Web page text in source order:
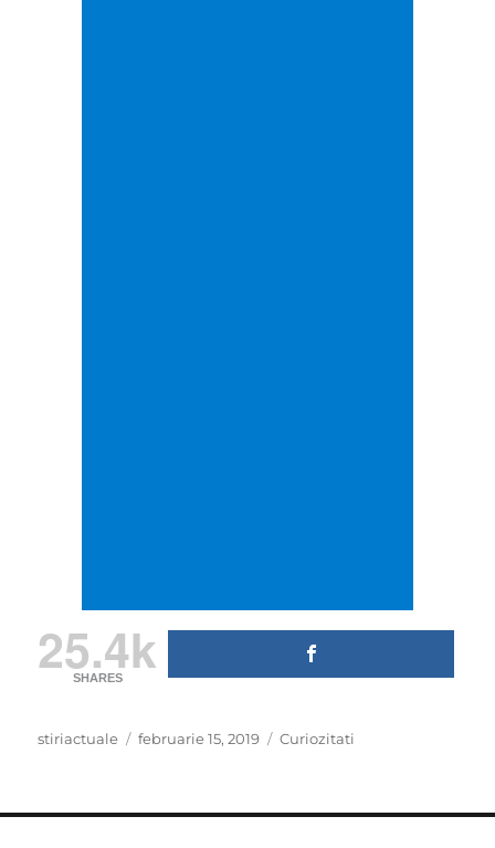
25.4k
SHARES
Author
stiriactuale
Posted
februarie 15, 2019 Categories
Curiozitati